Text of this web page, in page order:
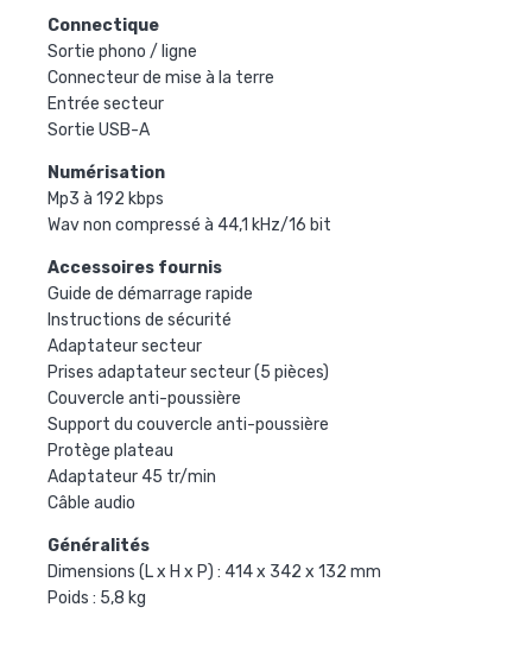
Connectique
Sortie phono / ligne
Connecteur de mise à la terre
Entrée secteur
Sortie USB-A
Numérisation
Mp3 à 192 kbps
Wav non compressé à 44,1 kHz/16 bit
Accessoires fournis
Guide de démarrage rapide
Instructions de sécurité
Adaptateur secteur
Prises adaptateur secteur (5 pièces)
Couvercle anti-poussière
Support du couvercle anti-poussière
Protège plateau
Adaptateur 45 tr/min
Câble audio
Généralités
Dimensions (L x H x P) : 414 x 342 x 132 mm
Poids : 5,8 kg